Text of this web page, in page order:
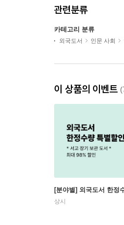
관련분류
카테고리 분류
외국도서 인문 사회
이 상품의 이벤트
[분야별] 외국도서 한정
상시